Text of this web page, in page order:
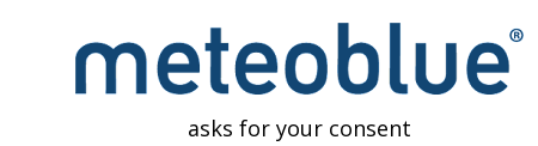
asks for your consent